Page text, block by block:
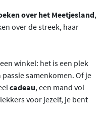
over het Meetjesland,
over de streek, haar
winkel: het is een plek
samenkomen. Of je
cadeau, een mand vol
voor jezelf, je bent